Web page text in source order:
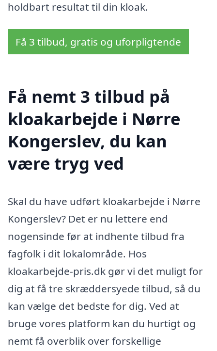
holdbart resultat til din kloak.
Få 3 tilbud, gratis og uforpligtende
Få nemt 3 tilbud på
kloakarbejde i Nørre
Kongerslev, du kan
være tryg ved
Skal du have udført kloakarbejde i Nørre
Kongerslev? Det er nu lettere end
nogensinde før at indhente tilbud fra
fagfolk i dit lokalområde. Hos
kloakarbejde-pris.dk gør vi det muligt for
dig at få tre skræddersyede tilbud, så du
kan vælge det bedste for dig. Ved at
bruge vores platform kan du hurtigt og
nemt få overblik over forskellige